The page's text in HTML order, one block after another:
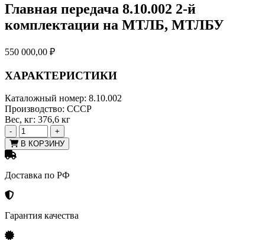
Главная передача 8.10.002 2-й
комплектации на МТЛБ, МТЛБУ
550 000,00 ₽
ХАРАКТЕРИСТИКИ
Каталожный номер: 8.10.002
Производство: СССР
Вес, кг: 376,6 кг
-
+
В КОРЗИНУ
Доставка по РФ
Гарантия качества